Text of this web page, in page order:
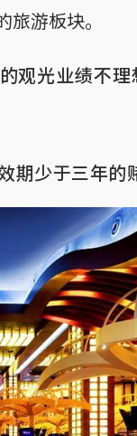
旅游板块。
观光业绩不
少于三年的